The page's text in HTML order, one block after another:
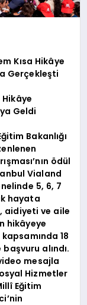
Kısa Hikâye
Gerçekleşti
Hikâye
Geldi
Bakanlığı
ödül
Vialand
5, 6, 7
hayata
aidiyeti ve aile
hikâyeye
18
alındı.
mesajla
Hizmetler
Eğitim